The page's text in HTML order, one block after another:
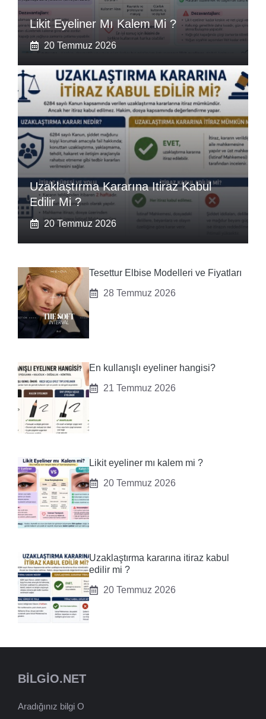
Likit Eyeliner Mı Kalem Mi ?
20 Temmuz 2026
Uzaklaştırma Kararına Itiraz Kabul
Edilir Mi ?
20 Temmuz 2026
Tesettur Elbise Modelleri ve Fiyatları
28 Temmuz 2026
En kullanışlı eyeliner hangisi?
21 Temmuz 2026
Likit eyeliner mı kalem mi ?
20 Temmuz 2026
Uzaklaştırma kararına itiraz kabul
edilir mi ?
20 Temmuz 2026
BILGIO.NET
Aradığınız bilgi O